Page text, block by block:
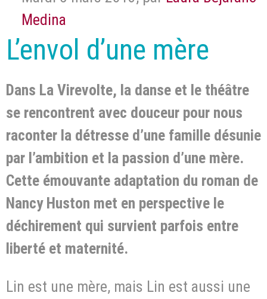
Medina
L’envol d’une mère
Dans La Virevolte, la danse et le théâtre
se rencontrent avec douceur pour nous
raconter la détresse d’une famille désunie
par l’ambition et la passion d’une mère.
Cette émouvante adaptation du roman de
Nancy Huston met en perspective le
déchirement qui survient parfois entre
liberté et maternité.
Lin est une mère, mais Lin est aussi une